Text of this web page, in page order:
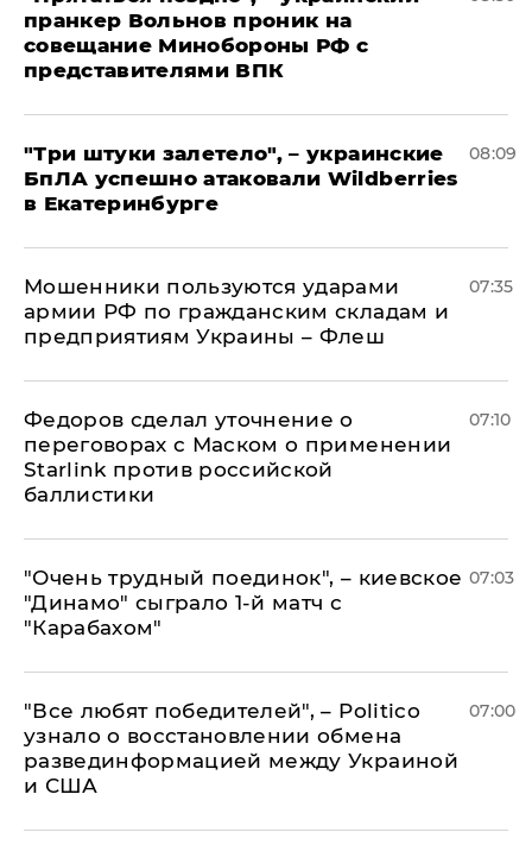
пранкер Вольнов проник на
совещание Минобороны РФ с
представителями ВПК
"Три штуки залетело", – украинские
БпЛА успешно атаковали Wildberries
в Екатеринбурге
08:09
Мошенники пользуются ударами
армии РФ по гражданским складам и
предприятиям Украины – Флеш
07:35
Федоров сделал уточнение о
переговорах с Маском о применении
Starlink против российской
баллистики
07:10
"Очень трудный поединок", – киевское
"Динамо" сыграло 1-й матч с
"Карабахом"
07:03
​"Все любят победителей", – Politico
узнало о восстановлении обмена
развединформацией между Украиной
и США
07:00